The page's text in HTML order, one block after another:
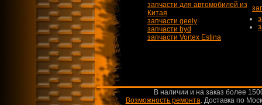
запчасти для автомобилей из
Китая
запчасти geely
запчасти byd
запчасти Vortex Estina
В наличии и на заказ более
Возможность ремонта.Доставка по